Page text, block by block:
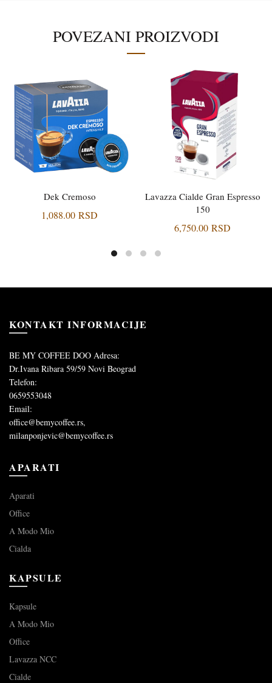
POVEZANI PROIZVODI
DODAJ U KORPU
Dek Cremoso
1,088.00 RSD
DODAJ U KORPU
Lavazza Cialde Gran Espresso
150
6,750.00 RSD
KONTAKT INFORMACIJE
BE MY COFFEE DOO Adresa:
Dr.Ivana Ribara 59/59 Novi Beograd
Telefon:
0659553048
Email:
office@bemycoffee.rs,
milanponjevic@bemycoffee.rs
APARATI
Aparati
Office
A Modo Mio
Cialda
KAPSULE
Kapsule
A Modo Mio
Office
Lavazza NCC
Cialde